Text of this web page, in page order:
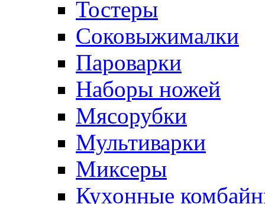
Тостеры
Соковыжималки
Пароварки
Наборы ножей
Мясорубки
Мультиварки
Миксеры
Кухонные